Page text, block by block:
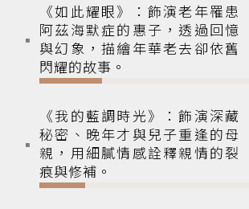
《如此耀眼》：飾演老年罹患
阿茲海默症的惠子，透過回憶
與幻象，描繪年華老去卻依舊
閃耀的故事。
《我的藍調時光》：飾演深藏
秘密、晚年才與兒子重逢的母
親，用細膩情感詮釋親情的裂
痕與修補。